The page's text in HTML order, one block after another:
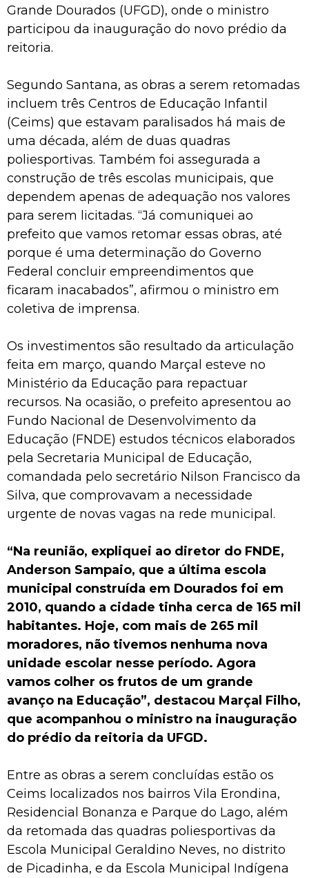
Grande Dourados (UFGD), onde o ministro
participou da inauguração do novo prédio da
reitoria.
Segundo Santana, as obras a serem retomadas
incluem três Centros de Educação Infantil
(Ceims) que estavam paralisados há mais de
uma década, além de duas quadras
poliesportivas. Também foi assegurada a
construção de três escolas municipais, que
dependem apenas de adequação nos valores
para serem licitadas. “Já comuniquei ao
prefeito que vamos retomar essas obras, até
porque é uma determinação do Governo
Federal concluir empreendimentos que
ficaram inacabados”, afirmou o ministro em
coletiva de imprensa.
Os investimentos são resultado da articulação
feita em março, quando Marçal esteve no
Ministério da Educação para repactuar
recursos. Na ocasião, o prefeito apresentou ao
Fundo Nacional de Desenvolvimento da
Educação (FNDE) estudos técnicos elaborados
pela Secretaria Municipal de Educação,
comandada pelo secretário Nilson Francisco da
Silva, que comprovavam a necessidade
urgente de novas vagas na rede municipal.
“Na reunião, expliquei ao diretor do FNDE,
Anderson Sampaio, que a última escola
municipal construída em Dourados foi em
2010, quando a cidade tinha cerca de 165 mil
habitantes. Hoje, com mais de 265 mil
moradores, não tivemos nenhuma nova
unidade escolar nesse período. Agora
vamos colher os frutos de um grande
avanço na Educação”, destacou Marçal Filho,
que acompanhou o ministro na inauguração
do prédio da reitoria da UFGD.
Entre as obras a serem concluídas estão os
Ceims localizados nos bairros Vila Erondina,
Residencial Bonanza e Parque do Lago, além
da retomada das quadras poliesportivas da
Escola Municipal Geraldino Neves, no distrito
de Picadinha, e da Escola Municipal Indígena